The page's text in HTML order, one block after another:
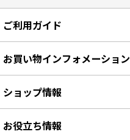
ご利用ガイド
お買い物インフォメーション
ショップ情報
お役立ち情報